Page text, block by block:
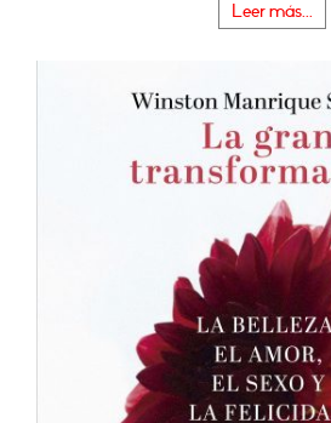
Leer más...